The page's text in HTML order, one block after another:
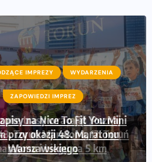
IMPREZY WYDARZENIA
ZAPOWIEDZI IMPREZ
trasy wracają! Poznaj
Toruń Maratonu, 17. Toruń
i biegu na 5 km